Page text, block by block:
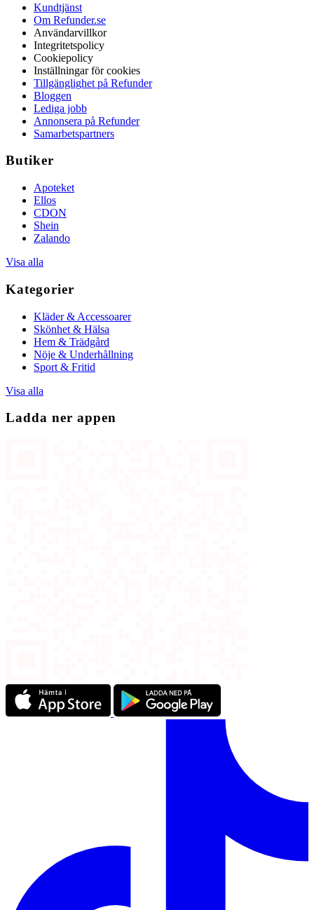
Kundtjänst
Om Refunder.se
Användarvillkor
Integritetspolicy
Cookiepolicy
Inställningar för cookies
Tillgänglighet på Refunder
Bloggen
Lediga jobb
Annonsera på Refunder
Samarbetspartners
Butiker
Apoteket
Ellos
CDON
Shein
Zalando
Visa alla
Kategorier
Kläder & Accessoarer
Skönhet & Hälsa
Hem & Trädgård
Nöje & Underhållning
Sport & Fritid
Visa alla
Ladda ner appen